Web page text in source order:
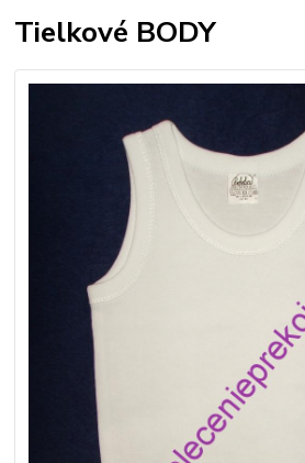
Tielkové BODY